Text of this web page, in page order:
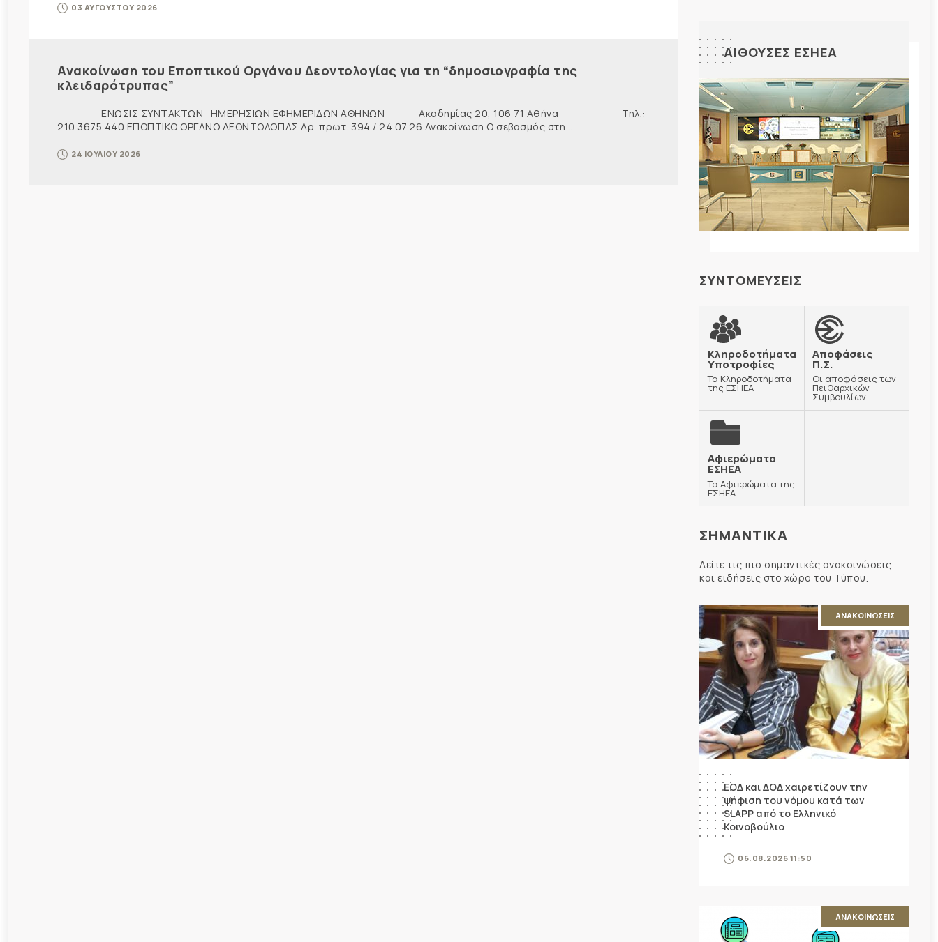
03 ΑΥΓΟΥΣΤΟΥ 2026
Ανακοίνωση του Εποπτικού Οργάνου Δεοντολογίας για τη “δημοσιογραφία της
κλειδαρότρυπας”
ΕΝΩΣΙΣ ΣΥΝΤΑΚΤΩΝ ΗΜΕΡΗΣΙΩΝ ΕΦΗΜΕΡΙΔΩΝ ΑΘΗΝΩΝ Ακαδημίας 20, 106 71 Αθήνα Τηλ.:
210 3675 440 ΕΠΟΠΤΙΚΟ ΟΡΓΑΝΟ ΔΕΟΝΤΟΛΟΓΙΑΣ Αρ. πρωτ. 394 / 24.07.26 Ανακοίνωση Ο σεβασμός στη ...
24 ΙΟΥΛΙΟΥ 2026
ΑΙΘΟΥΣΕΣ ΕΣΗΕΑ
ΣΥΝΤΟΜΕΥΣΕΙΣ
Κληροδοτήματα
Υποτροφίες
Τα Κληροδοτήματα
της ΕΣΗΕΑ
Αποφάσεις
Π.Σ.
Οι αποφάσεις των
Πειθαρχικών
Συμβουλίων
Αφιερώματα
ΕΣΗΕΑ
Τα Αφιερώματα της
ΕΣΗΕΑ
ΣΗΜΑΝΤΙΚΑ
Δείτε τις πιο σημαντικές ανακοινώσεις
και ειδήσεις στο χώρο του Τύπου.
ΑΝΑΚΟΙΝΩΣΕΙΣ
ΕΟΔ και ΔΟΔ χαιρετίζουν την
ψήφιση του νόμου κατά των
SLAPP από το Ελληνικό
Κοινοβούλιο
06.08.2026 11:50
ΑΝΑΚΟΙΝΩΣΕΙΣ